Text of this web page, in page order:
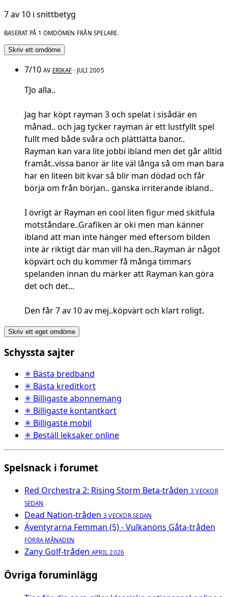
7 av 10 i snittbetyg
BASERAT PÅ 1 OMDÖMEN FRÅN SPELARE.
Skriv ett omdöme
7/10 AV ERIKAF · JULI 2005
TJo alla..
Jag har köpt rayman 3 och spelat i sisådär en
månad.. och jag tycker rayman är ett lustfyllt spel
fullt med både svåra och plättlätta banor..
Rayman kan vara lite jobbi ibland men det går alltid
framåt..vissa banor är lite väl långa så om man bara
har en liteen bit kvar så blir man dödad och får
börja om från början.. ganska irriterande ibland..
I övrigt är Rayman en cool liten figur med skitfula
motståndare..Grafiken är oki men man känner
ibland att man inte hänger med eftersom bilden
inte är riktigt där man vill ha den..Rayman är något
köpvärt och du kommer få många timmars
spelanden innan du märker att Rayman kan göra
det och det...
Den får 7 av 10 av mej..köpvärt och klart roligt.
Skriv ett eget omdöme
Schyssta sajter
✳ Bästa bredband
✳ Bästa kreditkort
✳ Billigaste abonnemang
✳ Billigaste kontantkort
✳ Billigaste mobil
✳ Beställ leksaker online
Spelsnack i forumet
Red Orchestra 2: Rising Storm Beta-tråden 3 VECKOR
SEDAN
Dead Nation-tråden 3 VECKOR SEDAN
Äventyrarna Femman (5) - Vulkanöns Gåta-tråden
FÖRRA MÅNADEN
Zany Golf-tråden APRIL 2026
Övriga foruminlägg